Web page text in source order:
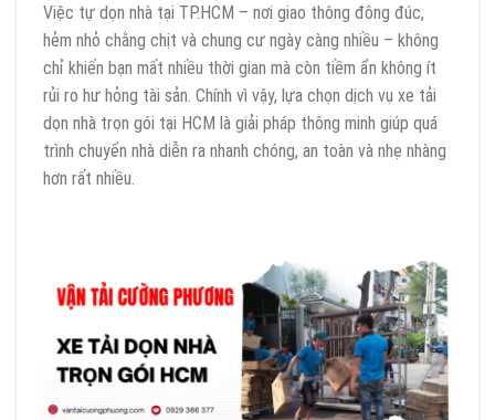
Việc tự dọn nhà tại TP.HCM – nơi giao thông đông đúc,
hẻm nhỏ chằng chịt và chung cư ngày càng nhiều – không
chỉ khiến bạn mất nhiều thời gian mà còn tiềm ẩn không ít
rủi ro hư hỏng tài sản. Chính vì vậy, lựa chọn dịch vụ xe tải
dọn nhà trọn gói tại HCM là giải pháp thông minh giúp quá
trình chuyển nhà diễn ra nhanh chóng, an toàn và nhẹ nhàng
hơn rất nhiều.